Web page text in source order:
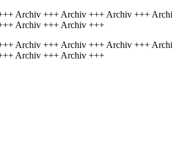
Archiv +++ Archiv +++ Archiv +++
Archiv +++ Archiv +++
Archiv +++ Archiv +++ Archiv +++
Archiv +++ Archiv +++